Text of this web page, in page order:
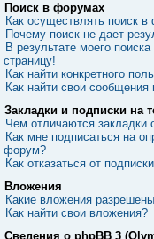
Поиск в форумах
Как осуществлять поиск
Почему поиск не дает
В результате моего
страницу!
Как найти конкретного
Как найти свои сообщения
Закладки и подписки на
Чем отличаются закладки
Как мне подписаться на
форум?
Как отказаться от
Вложения
Какие вложения
Как найти свои вложения?
Сведения о phpBB 3